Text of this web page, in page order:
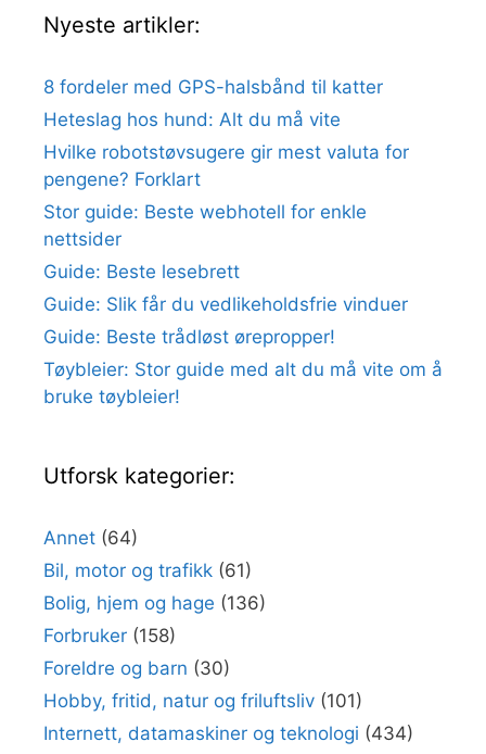
Nyeste artikler:
8 fordeler med GPS-halsbånd til katter
Heteslag hos hund: Alt du må vite
Hvilke robotstøvsugere gir mest valuta for
pengene? Forklart
Stor guide: Beste webhotell for enkle
nettsider
Guide: Beste lesebrett
Guide: Slik får du vedlikeholdsfrie vinduer
Guide: Beste trådløst ørepropper!
Tøybleier: Stor guide med alt du må vite om å
bruke tøybleier!
Utforsk kategorier:
Annet (64)
Bil, motor og trafikk (61)
Bolig, hjem og hage (136)
Forbruker (158)
Foreldre og barn (30)
Hobby, fritid, natur og friluftsliv (101)
Internett, datamaskiner og teknologi (434)